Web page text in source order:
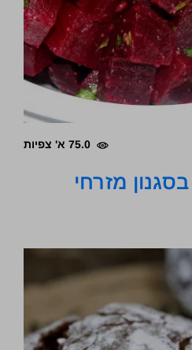
75.0 א' צפיות
מזרחי